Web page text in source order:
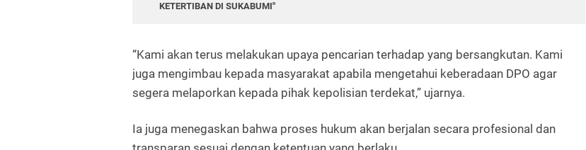
KETERTIBAN DI SUKABUMI"
“Kami akan terus melakukan upaya pencarian terhadap yang bersangkutan. Kami
juga mengimbau kepada masyarakat apabila mengetahui keberadaan DPO agar
segera melaporkan kepada pihak kepolisian terdekat,” ujarnya.
Ia juga menegaskan bahwa proses hukum akan berjalan secara profesional dan